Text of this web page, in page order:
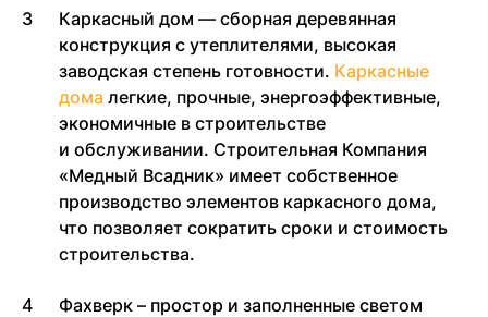
Каркасный дом — сборная деревянная
конструкция с утеплителями, высокая
заводская степень готовности. Каркасные
дома легкие, прочные, энергоэффективные,
экономичные в строительстве
и обслуживании. Строительная Компания
«Медный Всадник» имеет собственное
производство элементов каркасного дома,
что позволяет сократить сроки и стоимость
строительства.
Фахверк – простор и заполненные светом